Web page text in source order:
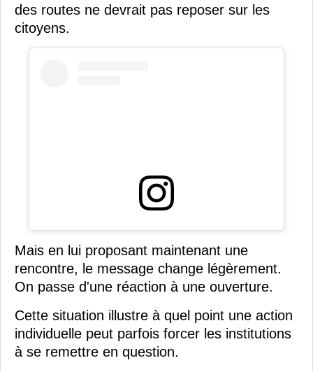
des routes ne devrait pas reposer sur les
citoyens.
Mais en lui proposant maintenant une
rencontre, le message change légèrement.
On passe d'une réaction à une ouverture.
Cette situation illustre à quel point une action
individuelle peut parfois forcer les institutions
à se remettre en question.